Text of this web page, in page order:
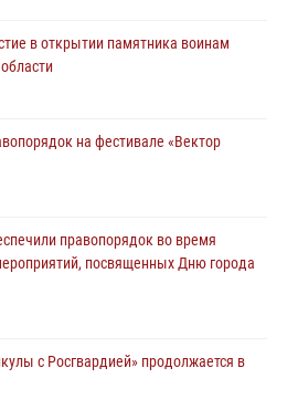
в открытии памятника воинам
на фестивале «Вектор
правопорядок во время
посвященных Дню города
с Росгвардией» продолжается в